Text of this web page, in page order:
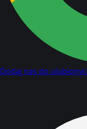
Dodaj nas do